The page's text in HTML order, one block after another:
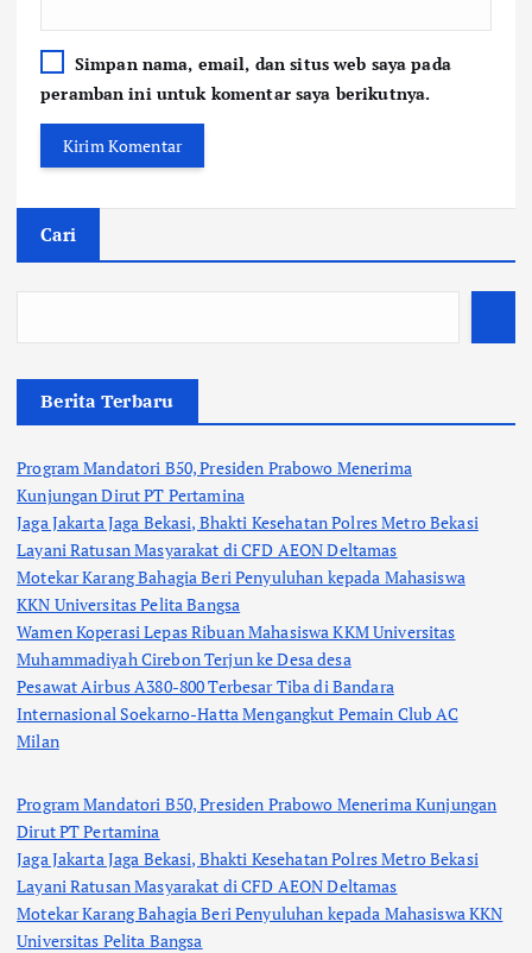
Simpan nama, email, dan situs web saya pada
peramban ini untuk komentar saya berikutnya.
Cari
Berita Terbaru
Program Mandatori B50, Presiden Prabowo Menerima
Kunjungan Dirut PT Pertamina
Jaga Jakarta Jaga Bekasi, Bhakti Kesehatan Polres Metro Bekasi
Layani Ratusan Masyarakat di CFD AEON Deltamas
Motekar Karang Bahagia Beri Penyuluhan kepada Mahasiswa
KKN Universitas Pelita Bangsa
Wamen Koperasi Lepas Ribuan Mahasiswa KKM Universitas
Muhammadiyah Cirebon Terjun ke Desa desa
Pesawat Airbus A380-800 Terbesar Tiba di Bandara
Internasional Soekarno-Hatta Mengangkut Pemain Club AC
Milan
Program Mandatori B50, Presiden Prabowo Menerima Kunjungan
Dirut PT Pertamina
Jaga Jakarta Jaga Bekasi, Bhakti Kesehatan Polres Metro Bekasi
Layani Ratusan Masyarakat di CFD AEON Deltamas
Motekar Karang Bahagia Beri Penyuluhan kepada Mahasiswa KKN
Universitas Pelita Bangsa